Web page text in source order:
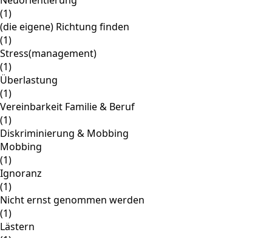
(1)
(die eigene) Richtung finden
(1)
Stress(management)
(1)
Überlastung
(1)
Vereinbarkeit Familie & Beruf
(1)
Diskriminierung & Mobbing
Mobbing
(1)
Ignoranz
(1)
Nicht ernst genommen werden
(1)
Lästern